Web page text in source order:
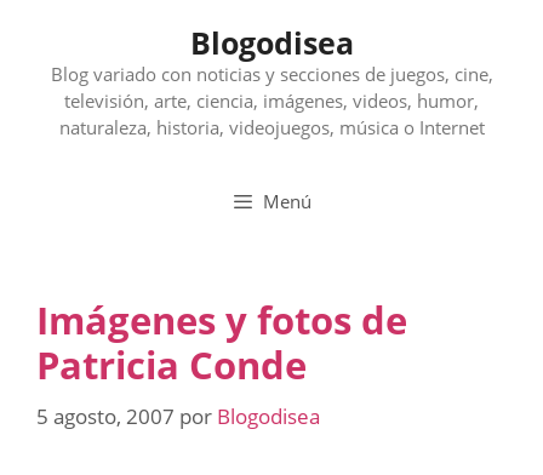
contenido
Blogodisea
Blog variado con noticias y secciones de juegos, cine,
televisión, arte, ciencia, imágenes, videos, humor,
naturaleza, historia, videojuegos, música o Internet
Menú
Imágenes y fotos de
Patricia Conde
5 agosto, 2007 por Blogodisea